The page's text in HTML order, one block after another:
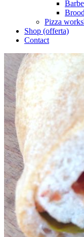
Pizza
Shop (offerta)
Contact